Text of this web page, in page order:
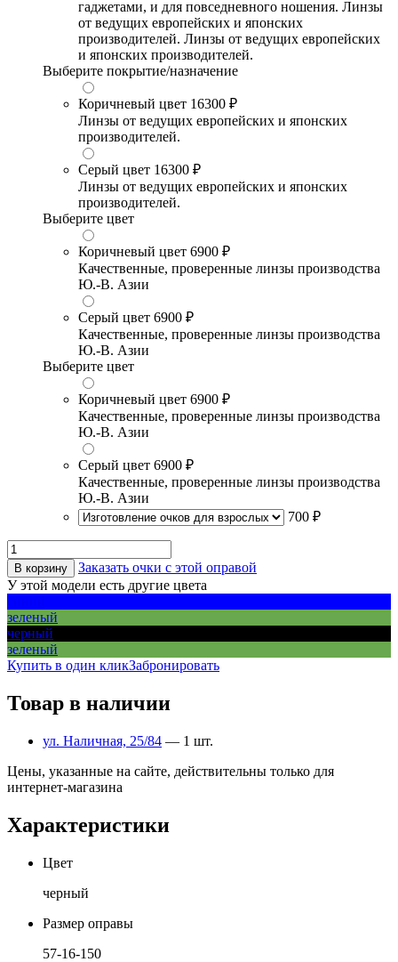
гаджетами, и для повседневного ношения. Линзы
от ведущих европейских и японских
производителей. Линзы от ведущих европейских
и японских производителей.
Выберите покрытие/назначение
Коричневый цвет 16300 ₽
Линзы от ведущих европейских и японских
производителей.
Серый цвет 16300 ₽
Линзы от ведущих европейских и японских
производителей.
Выберите цвет
Коричневый цвет 6900 ₽
Качественные, проверенные линзы производства
Ю.-В. Азии
Серый цвет 6900 ₽
Качественные, проверенные линзы производства
Ю.-В. Азии
Выберите цвет
Коричневый цвет 6900 ₽
Качественные, проверенные линзы производства
Ю.-В. Азии
Серый цвет 6900 ₽
Качественные, проверенные линзы производства
Ю.-В. Азии
700 ₽
В корзину
Заказать очки с этой оправой
У этой модели есть другие цвета
зеленый
черный
зеленый
Купить в один кликЗабронировать
Товар в наличии
ул. Наличная, 25/84 — 1 шт.
Цены, указанные на сайте, действительны только для
интернет-магазина
Характеристики
Цвет
черный
Размер оправы
57-16-150